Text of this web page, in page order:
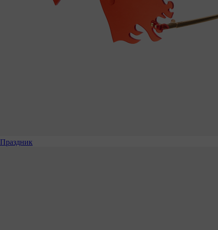
Праздник